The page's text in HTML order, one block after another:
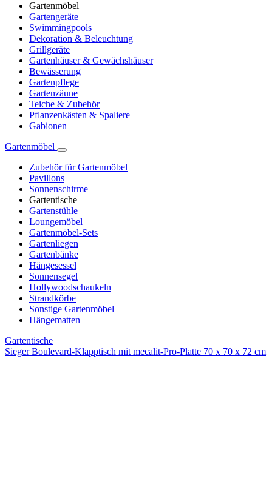
Gartenmöbel
Gartengeräte
Swimmingpools
Dekoration & Beleuchtung
Grillgeräte
Gartenhäuser & Gewächshäuser
Bewässerung
Gartenpflege
Gartenzäune
Teiche & Zubehör
Pflanzenkästen & Spaliere
Gabionen
Gartenmöbel
Zubehör für Gartenmöbel
Pavillons
Sonnenschirme
Gartentische
Gartenstühle
Loungemöbel
Gartenmöbel-Sets
Gartenliegen
Gartenbänke
Hängesessel
Sonnensegel
Hollywoodschaukeln
Strandkörbe
Sonstige Gartenmöbel
Hängematten
Gartentische
Sieger Boulevard-Klapptisch mit mecalit-Pro-Platte 70 x 70 x 72 cm